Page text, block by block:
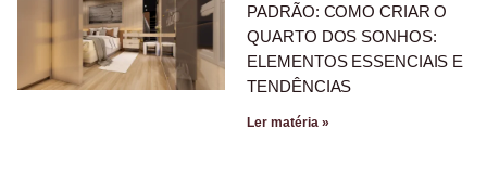
PADRÃO: COMO CRIAR O
QUARTO DOS SONHOS:
ELEMENTOS ESSENCIAIS E
TENDÊNCIAS
Ler matéria »